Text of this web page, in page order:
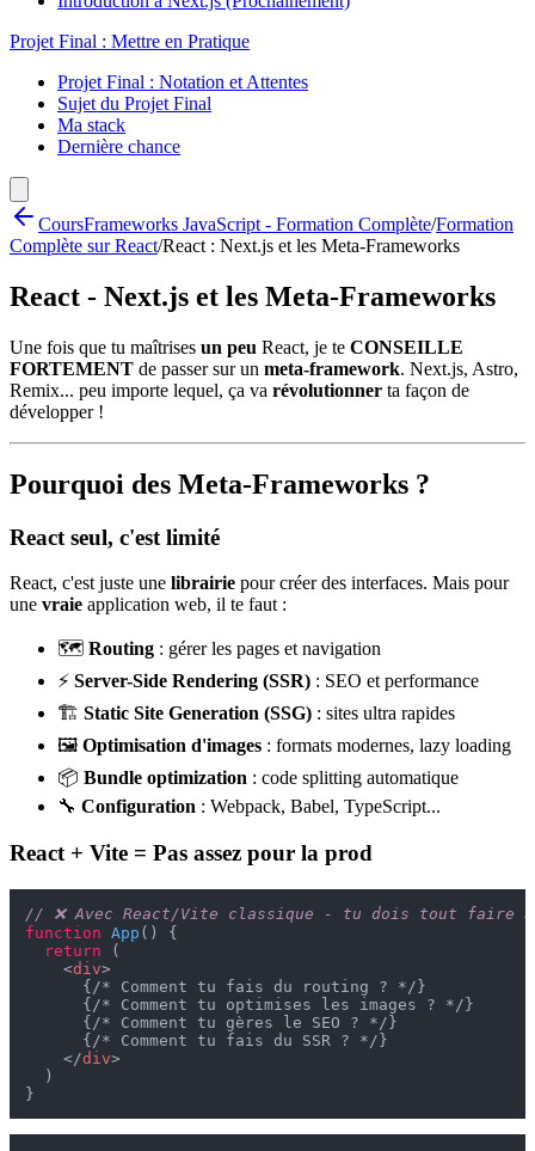
Projet Final : Mettre en Pratique
Projet Final : Notation et Attentes
Sujet du Projet Final
Ma stack
Dernière chance
CoursFrameworks JavaScript - Formation Complète/Formation
Complète sur React/React : Next.js et les Meta-Frameworks
React - Next.js et les Meta-Frameworks
Une fois que tu maîtrises un peu React, je te CONSEILLE
FORTEMENT de passer sur un meta-framework. Next.js, Astro,
Remix... peu importe lequel, ça va révolutionner ta façon de
développer !
Pourquoi des Meta-Frameworks ?
React seul, c'est limité
React, c'est juste une librairie pour créer des interfaces. Mais pour
une vraie application web, il te faut :
🗺️ Routing : gérer les pages et navigation
⚡ Server-Side Rendering (SSR) : SEO et performance
🏗️ Static Site Generation (SSG) : sites ultra rapides
🖼️ Optimisation d'images : formats modernes, lazy loading
📦 Bundle optimization : code splitting automatique
🔧 Configuration : Webpack, Babel, TypeScript...
React + Vite = Pas assez pour la prod
// ❌ Avec React/Vite classique - tu dois tout faire
function App ( ) {
return (
<div>
      {/* Comment tu fais du routing ? */}
      {/* Comment tu optimises les images ? */}
      {/* Comment tu gères le SEO ? */}
      {/* Comment tu fais du SSR ? */}
</div>
  )